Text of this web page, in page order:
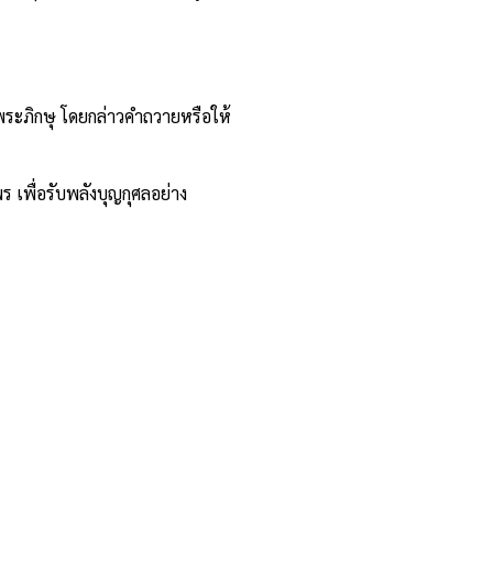
ะภิกษุ โดยกล่าวคำถวายหรือให้
เพื่อรับพลังบุญกุศลอย่าง